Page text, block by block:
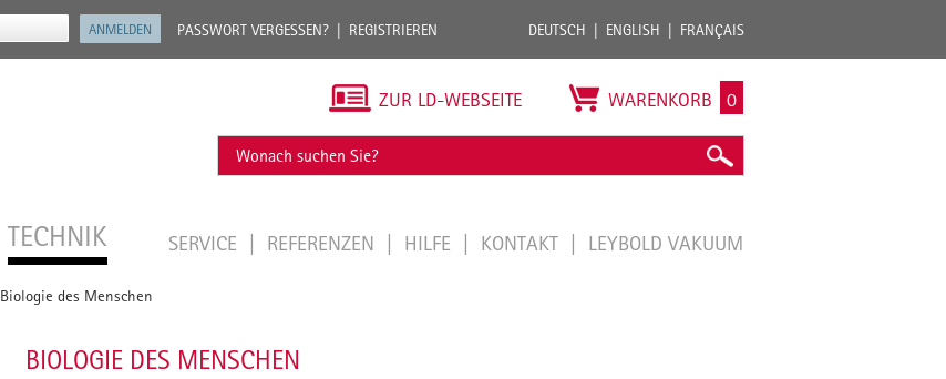
PASSWORT VERGESSEN? REGISTRIEREN DEUTSCH ENGLISH FRANÇAIS
TECHNIK
ZUR LD-WEBSEITE WARENKORB 0
SERVICE REFERENZEN HILFE KONTAKT LEYBOLD VAKUUM
Biologie des Menschen
BIOLOGIE DES MENSCHEN